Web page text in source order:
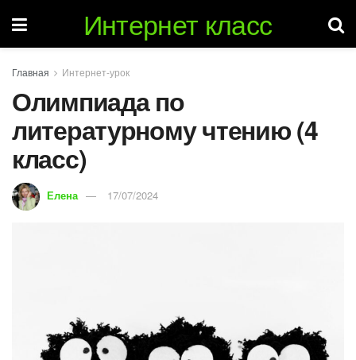
Интернет класс
Главная Интернет-урок
Олимпиада по
литературному чтению (4
класс)
Елена 17/07/2024